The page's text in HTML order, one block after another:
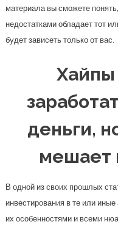
материала вы сможете
недостатками обладает тот
будет зависеть только от вас.
Хайпы
деньги,
мешает
В одной из своих прошлых
инвестирования в те или
их особенностями и всеми